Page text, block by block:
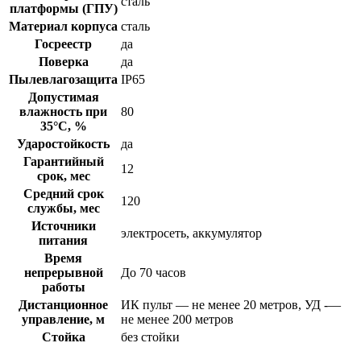
платформы (ГПУ)
Материал корпуса сталь
Госреестр
да
Поверка
да
Пылевлагозащита IP65
Допустимая
влажность при
35°С, %
80
Ударостойкость
да
Гарантийный
срок, мес
12
Средний срок
службы, мес
120
Источники
питания
электросеть, аккумулятор
Время
непрерывной
работы
До 70 часов
Дистанционное
управление, м
ИК пульт — не менее 20 метров, УД -—
не менее 200 метров
Стойка
без стойки